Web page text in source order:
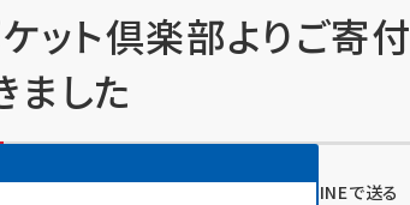
ット倶楽部よりご寄付
ました
LINEで送る